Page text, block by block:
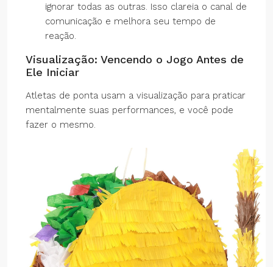
ignorar todas as outras. Isso clareia o canal de
comunicação e melhora seu tempo de
reação.
Visualização: Vencendo o Jogo Antes de
Ele Iniciar
Atletas de ponta usam a visualização para praticar
mentalmente suas performances, e você pode
fazer o mesmo.